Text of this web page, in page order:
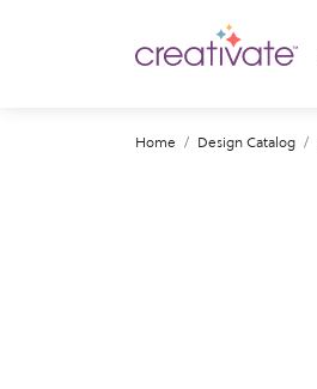
Home Design Catalog